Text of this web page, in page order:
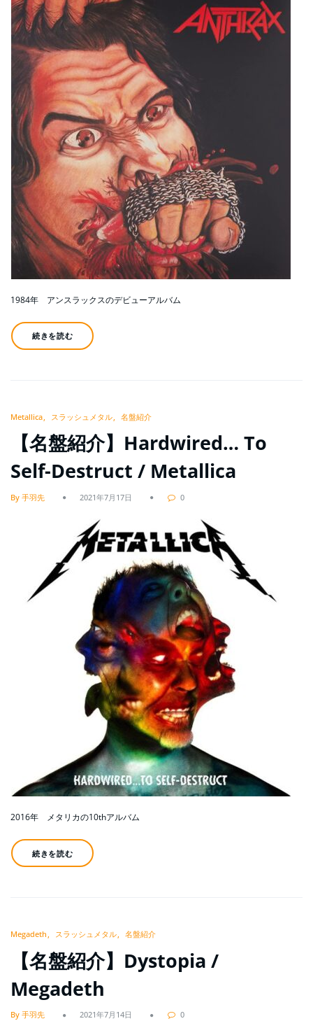
1984年 アンスラックスのデビューアルバム
続きを読む
Metallica スラッシュメタル 名盤紹介
【名盤紹介】Hardwired… To
Self-Destruct / Metallica
By 手羽先 2021年7月17日 0
2016年 メタリカの10thアルバム
続きを読む
Megadeth スラッシュメタル 名盤紹介
【名盤紹介】Dystopia /
Megadeth
By 手羽先 2021年7月14日 0